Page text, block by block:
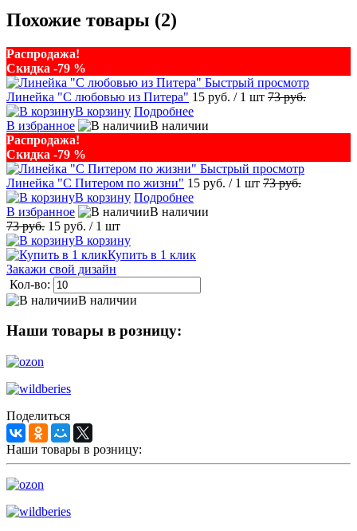
Похожие товары (2)
Распродажа!
Скидка -79 %
Быстрый просмотр
Линейка "С любовью из Питера" 15 руб. / 1 шт 73 руб.
В корзину Подробнее
В избранное
В наличии
Распродажа!
Скидка -79 %
Быстрый просмотр
Линейка "С Питером по жизни" 15 руб. / 1 шт 73 руб.
В корзину Подробнее
В избранное
В наличии
73 руб. 15 руб. / 1 шт
В корзину
Купить в 1 клик
Закажи свой дизайн
Кол-во:
В наличии
Наши товары в розницу:
Поделиться
Наши товары в розницу: